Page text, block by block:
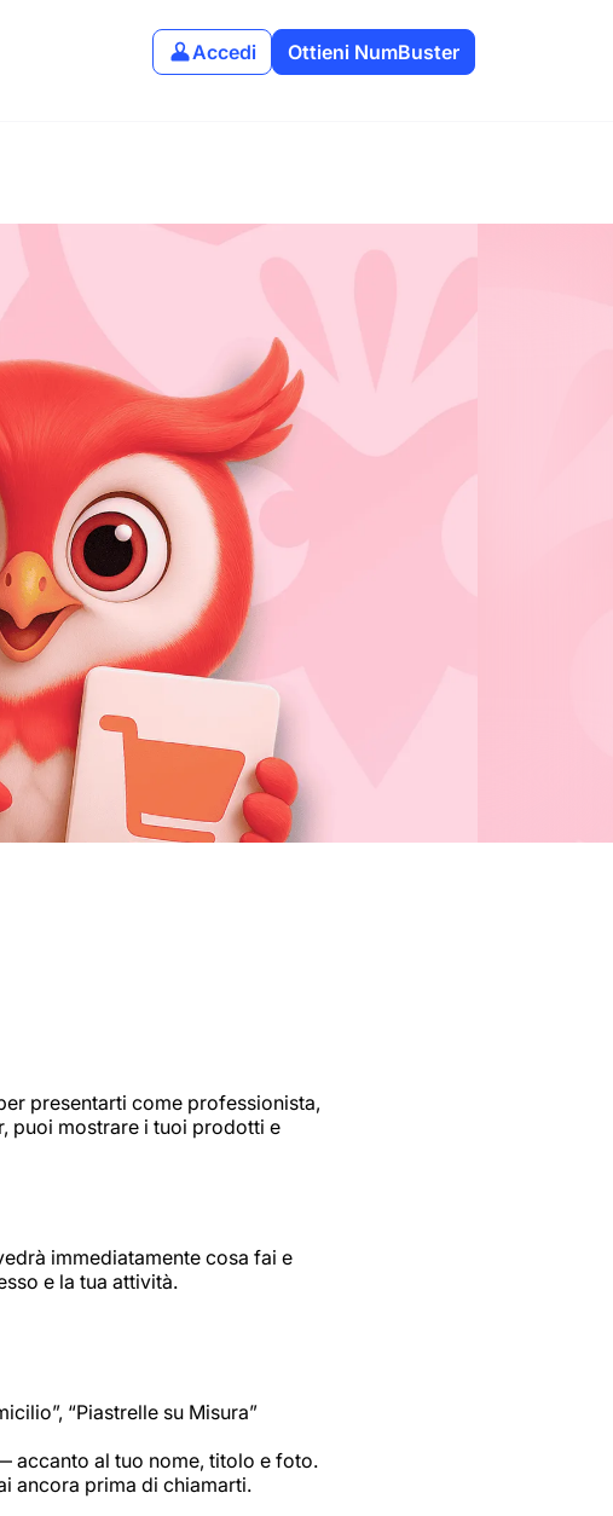
Accedi Ottieni NumBuster
presentarti come professionista,
puoi mostrare i tuoi prodotti e
immediatamente cosa fai e
e la tua attività.
“Piastrelle su Misura”
accanto al tuo nome, titolo e foto.
ancora prima di chiamarti.